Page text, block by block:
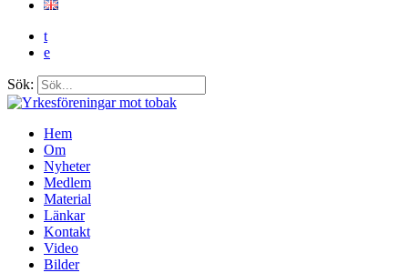
t
e
Sök:
Hem
Om
Nyheter
Medlem
Material
Länkar
Kontakt
Video
Bilder